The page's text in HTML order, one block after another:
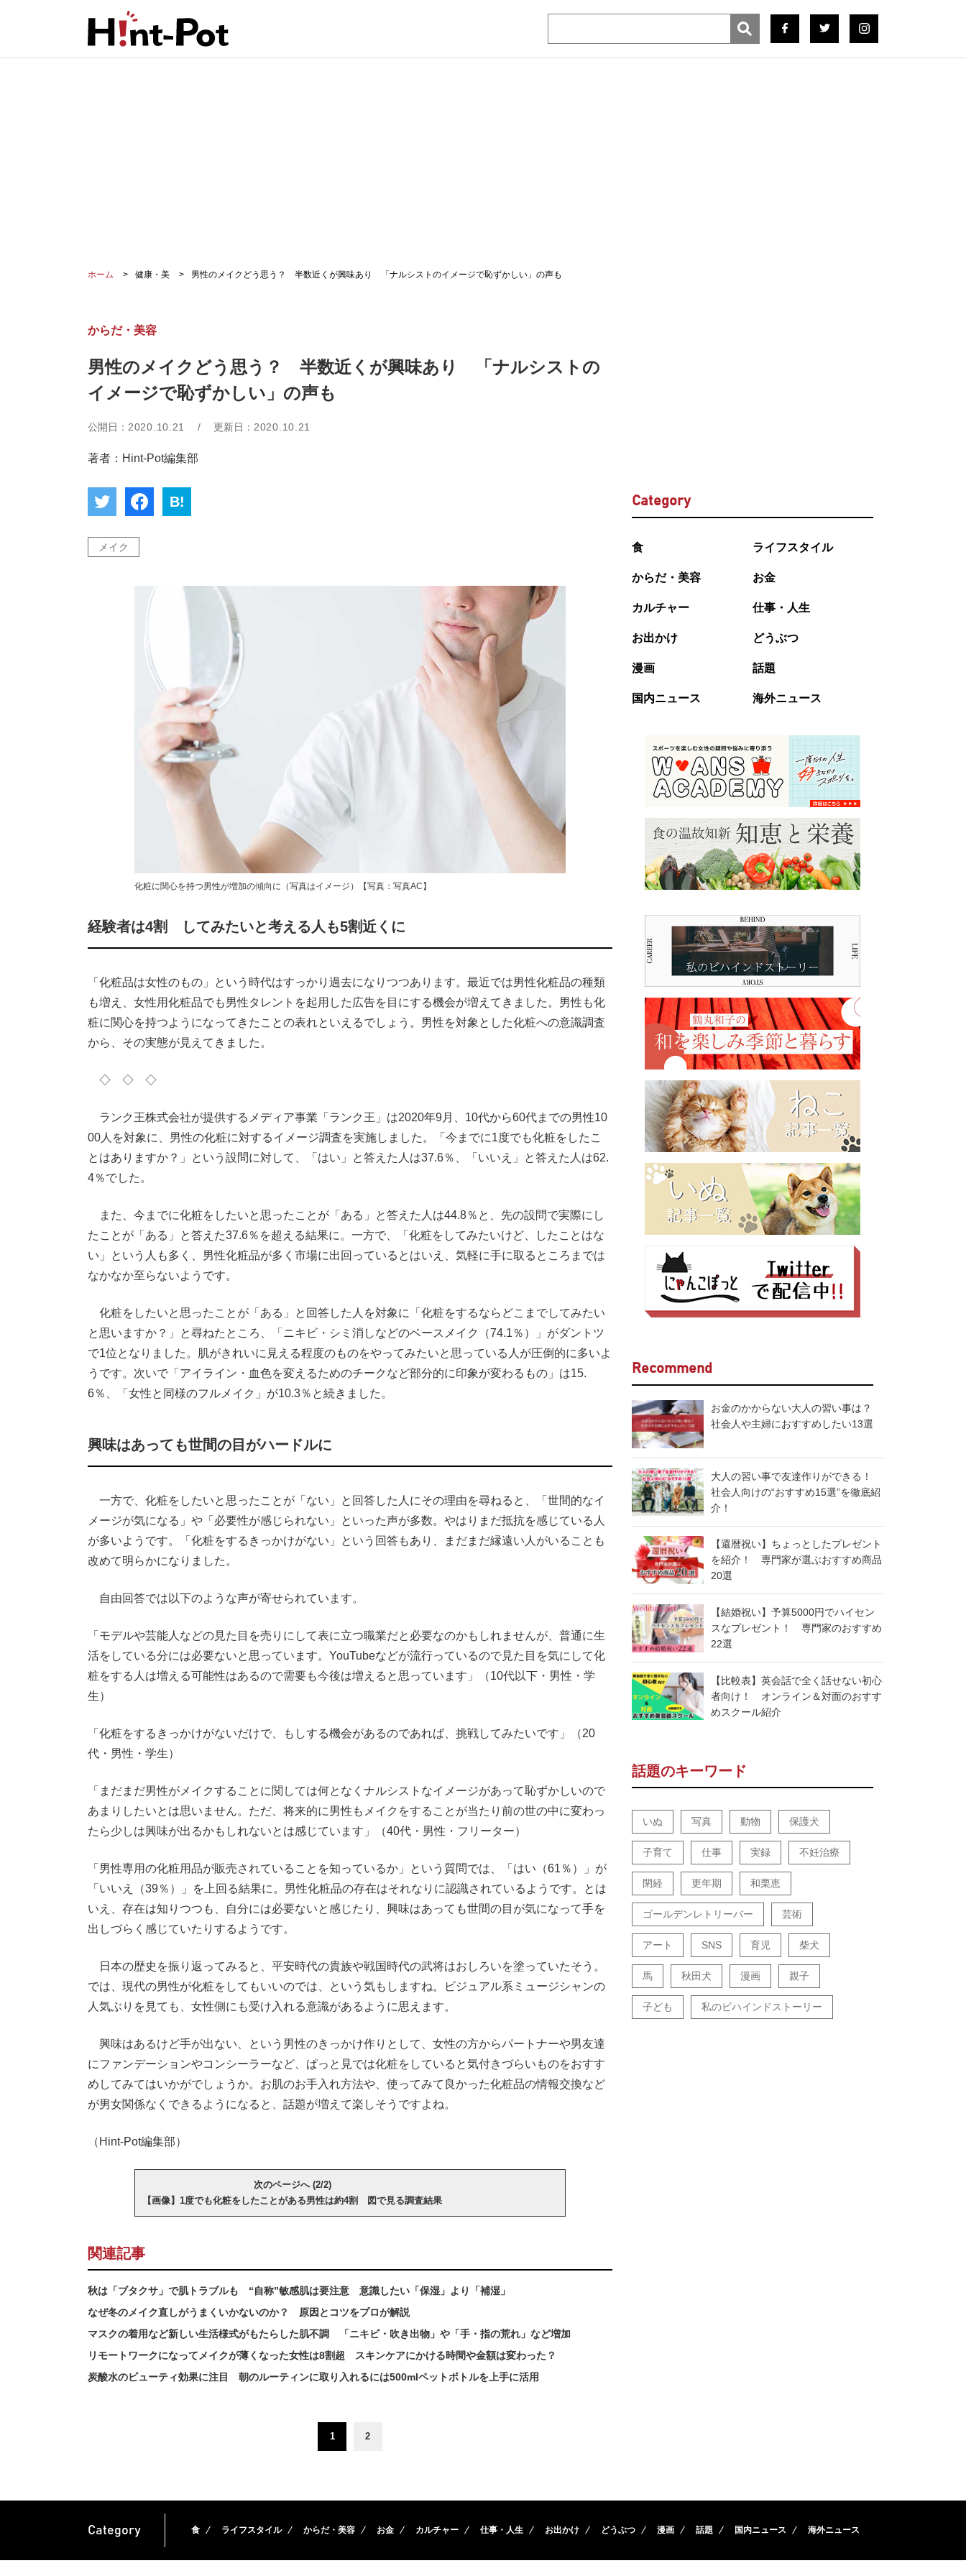
ホーム 健康・美 男性のメイクどう思う？ 半数近くが興味あり 「ナルシストのイメージで恥ずかしい」の声も
からだ・美容
男性のメイクどう思う？ 半数近くが興味あり 「ナルシストの
イメージで恥ずかしい」の声も
公開日： 2020.10.21 / 更新日： 2020.10.21
著者：Hint-Pot編集部
B!
メイク
化粧に関心を持つ男性が増加の傾向に（写真はイメージ）【写真：写真AC】
経験者は4割 してみたいと考える人も5割近くに
「化粧品は女性のもの」という時代はすっかり過去になりつつあります。最近では男性化粧品の種類
も増え、女性用化粧品でも男性タレントを起用した広告を目にする機会が増えてきました。男性も化
粧に関心を持つようになってきたことの表れといえるでしょう。男性を対象とした化粧への意識調査
から、その実態が見えてきました。
◇ ◇ ◇
ランク王株式会社が提供するメディア事業「ランク王」は2020年9月、10代から60代までの男性10
00人を対象に、男性の化粧に対するイメージ調査を実施しました。「今までに1度でも化粧をしたこ
とはありますか？」という設問に対して、「はい」と答えた人は37.6％、「いいえ」と答えた人は62.
4％でした。
また、今までに化粧をしたいと思ったことが「ある」と答えた人は44.8％と、先の設問で実際にし
たことが「ある」と答えた37.6％を超える結果に。一方で、「化粧をしてみたいけど、したことはな
い」という人も多く、男性化粧品が多く市場に出回っているとはいえ、気軽に手に取るところまでは
なかなか至らないようです。
化粧をしたいと思ったことが「ある」と回答した人を対象に「化粧をするならどこまでしてみたい
と思いますか？」と尋ねたところ、「ニキビ・シミ消しなどのベースメイク（74.1％）」がダントツ
で1位となりました。肌がきれいに見える程度のものをやってみたいと思っている人が圧倒的に多いよ
うです。次いで「アイライン・血色を変えるためのチークなど部分的に印象が変わるもの」は15.
6％、「女性と同様のフルメイク」が10.3％と続きました。
興味はあっても世間の目がハードルに
一方で、化粧をしたいと思ったことが「ない」と回答した人にその理由を尋ねると、「世間的なイ
メージが気になる」や「必要性が感じられない」といった声が多数。やはりまだ抵抗を感じている人
が多いようです。「化粧をするきっかけがない」という回答もあり、まだまだ縁遠い人がいることも
改めて明らかになりました。
自由回答では以下のような声が寄せられています。
「モデルや芸能人などの見た目を売りにして表に立つ職業だと必要なのかもしれませんが、普通に生
活をしている分には必要ないと思っています。YouTubeなどが流行っているので見た目を気にして化
粧をする人は増える可能性はあるので需要も今後は増えると思っています」（10代以下・男性・学
生）
「化粧をするきっかけがないだけで、もしする機会があるのであれば、挑戦してみたいです」（20
代・男性・学生）
「まだまだ男性がメイクすることに関しては何となくナルシストなイメージがあって恥ずかしいので
あまりしたいとは思いません。ただ、将来的に男性もメイクをすることが当たり前の世の中に変わっ
たら少しは興味が出るかもしれないとは感じています」（40代・男性・フリーター）
「男性専用の化粧用品が販売されていることを知っているか」という質問では、「はい（61％）」が
「いいえ（39％）」を上回る結果に。男性化粧品の存在はそれなりに認識されているようです。とは
いえ、存在は知りつつも、自分には必要ないと感じたり、興味はあっても世間の目が気になって手を
出しづらく感じていたりするようです。
日本の歴史を振り返ってみると、平安時代の貴族や戦国時代の武将はおしろいを塗っていたそう。
では、現代の男性が化粧をしてもいいのでは、という気もしますね。ビジュアル系ミュージシャンの
人気ぶりを見ても、女性側にも受け入れる意識があるように思えます。
興味はあるけど手が出ない、という男性のきっかけ作りとして、女性の方からパートナーや男友達
にファンデーションやコンシーラーなど、ぱっと見では化粧をしていると気付きづらいものをおすす
めしてみてはいかがでしょうか。お肌のお手入れ方法や、使ってみて良かった化粧品の情報交換など
が男女関係なくできるようになると、話題が増えて楽しそうですよね。
（Hint-Pot編集部）
次のページへ (2/2)
【画像】1度でも化粧をしたことがある男性は約4割 図で見る調査結果
関連記事
秋は「ブタクサ」で肌トラブルも “自称”敏感肌は要注意 意識したい「保湿」より「補湿」
なぜ冬のメイク直しがうまくいかないのか？ 原因とコツをプロが解説
マスクの着用など新しい生活様式がもたらした肌不調 「ニキビ・吹き出物」や「手・指の荒れ」など増加
リモートワークになってメイクが薄くなった女性は8割超 スキンケアにかける時間や金額は変わった？
炭酸水のビューティ効果に注目 朝のルーティンに取り入れるには500mlペットボトルを上手に活用
1 2
Category
食 ライフスタイル
からだ・美容 お金
カルチャー 仕事・人生
お出かけ どうぶつ
漫画 話題
国内ニュース 海外ニュース
Recommend
お金のかからない大人の習い事は？
社会人や主婦におすすめしたい13選
大人の習い事で友達作りができる！
社会人向けの“おすすめ15選”を徹底紹
介！
【還暦祝い】ちょっとしたプレゼント
を紹介！ 専門家が選ぶおすすめ商品
20選
【結婚祝い】予算5000円でハイセン
スなプレゼント！ 専門家のおすすめ
22選
【比較表】英会話で全く話せない初心
者向け！ オンライン＆対面のおすす
めスクール紹介
話題のキーワード
いぬ 写真 動物 保護犬
子育て 仕事 実録 不妊治療
閉経 更年期 和栗恵
ゴールデンレトリーバー 芸術
アート SNS 育児 柴犬
馬 秋田犬 漫画 親子
子ども 私のビハインドストーリー
Category 食 ライフスタイル からだ・美容 お金 カルチャー 仕事・人生 お出かけ どうぶつ 漫画 話題 国内ニュース 海外ニュース